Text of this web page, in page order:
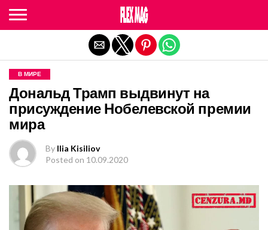
В МИРЕ
Дональд Трамп выдвинут на
присуждение Нобелевской премии
мира
By Ilia Kisiliov
Posted on 10.09.2020
Exit mobile version